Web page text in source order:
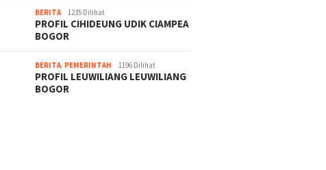
BERITA 1235 Dilihat
PROFIL CIHIDEUNG UDIK CIAMPEA
BOGOR
BERITA, PEMERINTAH 1196 Dilihat
PROFIL LEUWILIANG LEUWILIANG
BOGOR